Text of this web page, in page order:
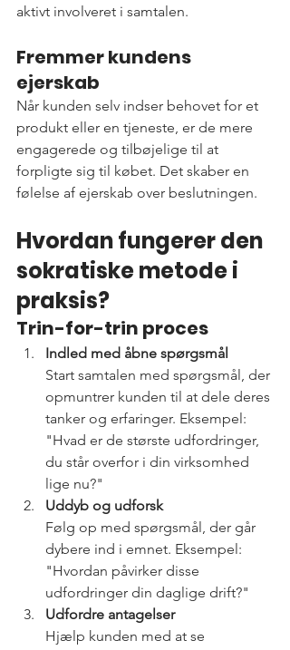
aktivt involveret i samtalen.
Fremmer kundens
ejerskab
Når kunden selv indser behovet for et
produkt eller en tjeneste, er de mere
engagerede og tilbøjelige til at
forpligte sig til købet. Det skaber en
følelse af ejerskab over beslutningen.
Hvordan fungerer den
sokratiske metode i
praksis?
Trin-for-trin proces
Indled med åbne spørgsmål
Start samtalen med spørgsmål, der
opmuntrer kunden til at dele deres
tanker og erfaringer. Eksempel:
"Hvad er de største udfordringer,
du står overfor i din virksomhed
lige nu?"
Uddyb og udforsk
Følg op med spørgsmål, der går
dybere ind i emnet. Eksempel:
"Hvordan påvirker disse
udfordringer din daglige drift?"
Udfordre antagelser
Hjælp kunden med at se